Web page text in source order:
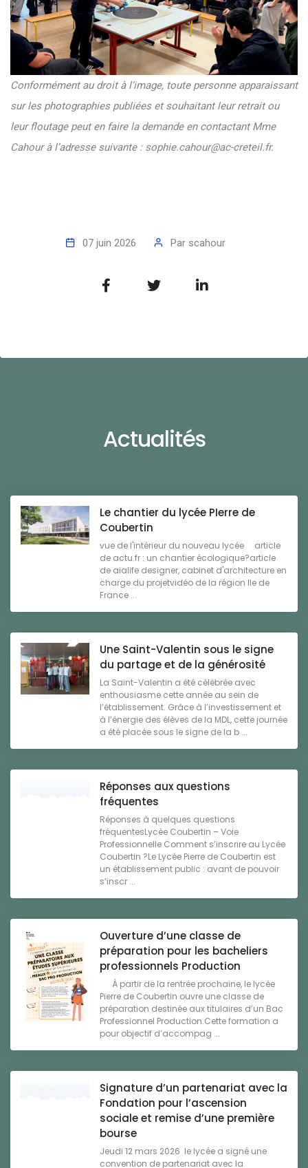
Conformément au droit à l’image, toute personne apparaissant
sur les photographies publiées et souhaitant leur retrait ou
leur floutage peut en faire la demande en contactant Mme
Cahour à l’adresse suivante : sophie.cahour@ac-creteil.fr.
07 juin 2026 Par scahour
Actualités
Le chantier du lycée PIerre de
Coubertin
vue de l'intérieur du nouveau lycée article
de actu.fr : un chantier écologique?article
de aialife designer, cabinet d'architecture en
charge du projetvidéo de la région Ile de
France ...
Une Saint-Valentin sous le signe
du partage et de la générosité
La Saint-Valentin a été célébrée avec
enthousiasme cette année au sein de
l’établissement. Grâce à l’investissement et
à l’énergie des élèves de la MDL, cette journée
a été placée sous le signe de la b ...
Réponses aux questions
fréquentes
Réponses à quelques questions
fréquentesLycée Coubertin – Voie
Professionnelle Comment s’inscrire au Lycée
Coubertin ?Le Lycée Pierre de Coubertin est
un établissement public : avant de pouvoir
s’inscr ...
Ouverture d’une classe de
préparation pour les bacheliers
professionnels Production
À partir de la rentrée prochaine, le lycée
Pierre de Coubertin ouvre une classe de
préparation destinée aux titulaires d’un Bac
Professionnel Production.Cette formation a
pour objectif d’accompag ...
Signature d’un partenariat avec la
Fondation pour l’ascension
sociale et remise d’une première
bourse
Jeudi 12 mars 2026 le lycée a signé une
convention de partenariat avec la